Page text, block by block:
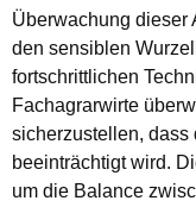
Überwachung dieser
den sensiblen
fortschrittlichen
Fachagrarwirte
sicherzustellen,
beeinträchtigt wird.
um die Balance